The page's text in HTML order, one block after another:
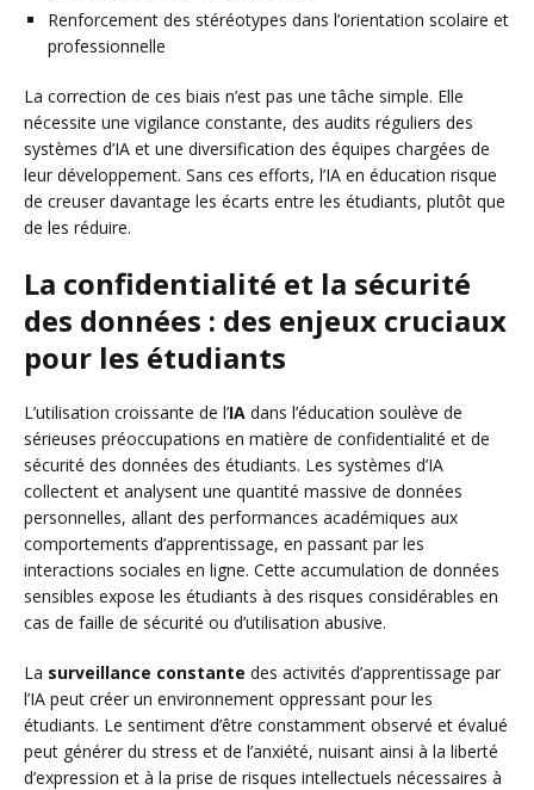
Renforcement des stéréotypes dans l’orientation scolaire et
professionnelle
La correction de ces biais n’est pas une tâche simple. Elle
nécessite une vigilance constante, des audits réguliers des
systèmes d’IA et une diversification des équipes chargées de
leur développement. Sans ces efforts, l’IA en éducation risque
de creuser davantage les écarts entre les étudiants, plutôt que
de les réduire.
La confidentialité et la sécurité
des données : des enjeux cruciaux
pour les étudiants
L’utilisation croissante de l’IA dans l’éducation soulève de
sérieuses préoccupations en matière de confidentialité et de
sécurité des données des étudiants. Les systèmes d’IA
collectent et analysent une quantité massive de données
personnelles, allant des performances académiques aux
comportements d’apprentissage, en passant par les
interactions sociales en ligne. Cette accumulation de données
sensibles expose les étudiants à des risques considérables en
cas de faille de sécurité ou d’utilisation abusive.
La surveillance constante des activités d’apprentissage par
l’IA peut créer un environnement oppressant pour les
étudiants. Le sentiment d’être constamment observé et évalué
peut générer du stress et de l’anxiété, nuisant ainsi à la liberté
d’expression et à la prise de risques intellectuels nécessaires à